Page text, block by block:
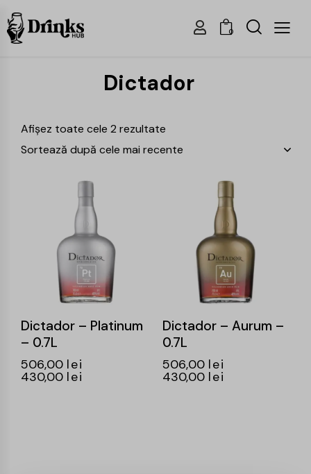
0
Dictador
Afișez toate cele 2 rezultate
Dictador – Platinum
– 0.7L
506,00 lei
430,00 lei
Dictador – Aurum –
0.7L
506,00 lei
430,00 lei